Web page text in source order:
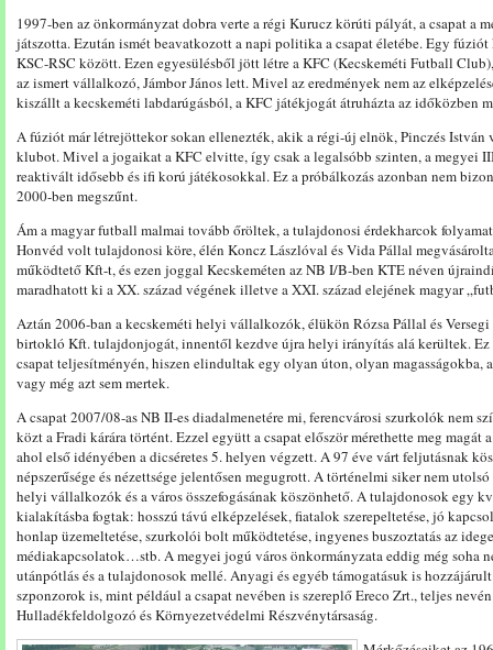
1997-ben az önkormányzat dobra verte a régi Kurucz körúti pályát, a csapat a
játszotta. Ezután ismét beavatkozott a napi politika a csapat életébe. Egy
KSC-RSC között. Ezen egyesülésből jött létre a KFC (Kecskeméti Futball
az ismert vállalkozó, Jámbor János lett. Mivel az eredmények nem az
kiszállt a kecskeméti labdarúgásból, a KFC játékjogát átruházta az időközben
A fúziót már létrejöttekor sokan ellenezték, akik a régi-új elnök, Pinczés
klubot. Mivel a jogaikat a KFC elvitte, így csak a legalsóbb szinten, a megyei
reaktivált idősebb és ifi korú játékosokkal. Ez a próbálkozás azonban nem
2000-ben megszűnt.
Ám a magyar futball malmai tovább őröltek, a tulajdonosi érdekharcok
Honvéd volt tulajdonosi köre, élén Koncz Lászlóval és Vida Pállal
működtető Kft-t, és ezen joggal Kecskeméten az NB I/B-ben KTE néven
maradhatott ki a XX. század végének illetve a XXI. század elejének magyar
Aztán 2006-ban a kecskeméti helyi vállalkozók, élükön Rózsa Pállal és Versegi
birtokló Kft. tulajdonjogát, innentől kezdve újra helyi irányítás alá kerültek.
csapat teljesítményén, hiszen elindultak egy olyan úton, olyan magasságokba,
vagy még azt sem mertek.
A csapat 2007/08-as NB II-es diadalmenetére mi, ferencvárosi szurkolók nem
közt a Fradi kárára történt. Ezzel együtt a csapat először mérethette meg magát
ahol első idényében a dicséretes 5. helyen végzett. A 97 éve várt feljutásnak
népszerűsége és nézettsége jelentősen megugrott. A történelmi siker nem
helyi vállalkozók és a város összefogásának köszönhető. A tulajdonosok egy
kialakításba fogtak: hosszú távú elképzelések, fiatalok szerepeltetése, jó
honlap üzemeltetése, szurkolói bolt működtetése, ingyenes buszoztatás az
médiakapcsolatok…stb. A megyei jogú város önkormányzata eddig még soha
utánpótlás és a tulajdonosok mellé. Anyagi és egyéb támogatásuk is
szponzorok is, mint például a csapat nevében is szereplő Ereco Zrt., teljes
Hulladékfeldolgozó és Környezetvédelmi Részvénytársaság.